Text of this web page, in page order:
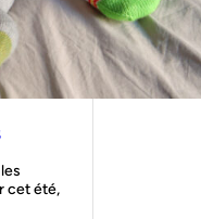
cet été,